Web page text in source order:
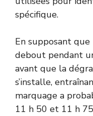
spécifique.
En supposant
debout pendant
avant que la
s’installe,
marquage a
11 h 50 et 11 h